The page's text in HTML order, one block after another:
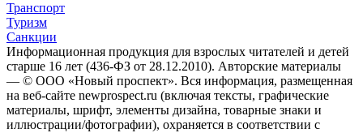
Транспорт
Туризм
Санкции
Информационная продукция для взрослых читателей и детей
старше 16 лет (436-ФЗ от 28.12.2010). Авторские материалы
— © ООО «Новый проспект». Вся информация, размещенная
на веб-сайте newprospect.ru (включая тексты, графические
материалы, шрифт, элементы дизайна, товарные знаки и
иллюстрации/фотографии), охраняется в соответствии с